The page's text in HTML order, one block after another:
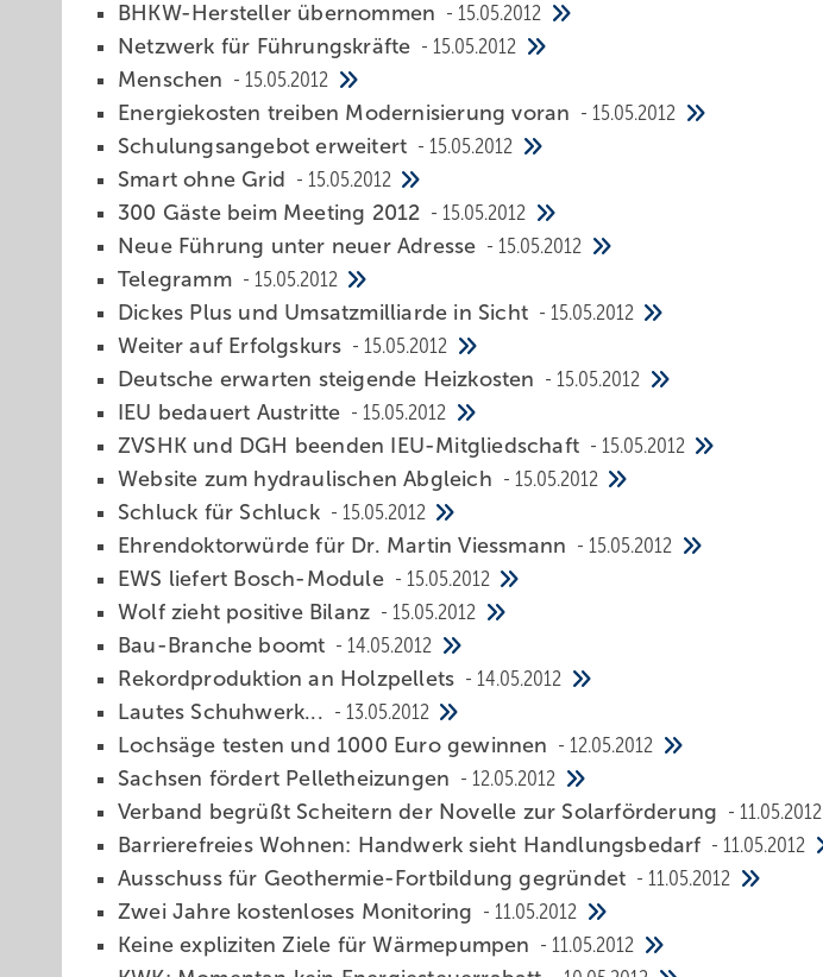
BHKW-Hersteller übernommen
15.05.2012
Netzwerk für ­Führungskräfte
15.05.2012
Menschen
15.05.2012
Energiekosten treiben Modernisierung voran
15.05.2012
Schulungsangebot ­erweitert
15.05.2012
Smart ohne Grid
15.05.2012
300 Gäste beim ­Meeting 2012
15.05.2012
Neue Führung unter neuer Adresse
15.05.2012
Telegramm
15.05.2012
Dickes Plus und Umsatzmilliarde in Sicht
15.05.2012
Weiter auf Erfolgskurs
15.05.2012
Deutsche erwarten steigende Heizkosten
15.05.2012
IEU bedauert Austritte
15.05.2012
ZVSHK und DGH beenden IEU-Mitgliedschaft
15.05.2012
Website zum hydraulischen Abgleich
15.05.2012
Schluck für Schluck
15.05.2012
Ehrendoktorwürde für Dr. Martin Viessmann
15.05.2012
EWS liefert Bosch-Module
15.05.2012
Wolf zieht positive Bilanz
15.05.2012
Bau-Branche boomt
14.05.2012
Rekordproduktion an Holzpellets
14.05.2012
Lautes Schuhwerk...
13.05.2012
Lochsäge testen und 1000 Euro gewinnen
12.05.2012
Sachsen fördert Pelletheizungen
12.05.2012
Verband begrüßt Scheitern der Novelle zur Solarförderung
11.05.2012
Barrierefreies Wohnen: Handwerk sieht Handlungsbedarf
11.05.2012
Ausschuss für Geothermie-Fortbildung gegründet
11.05.2012
Zwei Jahre kostenloses Monitoring
11.05.2012
Keine expliziten Ziele für Wärmepumpen
11.05.2012